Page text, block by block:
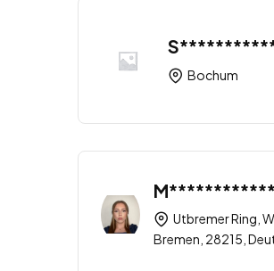
Bochum
Utbremer Ring,
Bremen, 28215,